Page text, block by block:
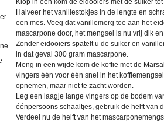
Klop in een kom de eidooiers met de suiker
Halveer het vanillestokjes in de lengte en
een mes. Voeg dat vanillemerg toe aan het
mascarpone door, het mengsel is nu vrij dik
Zonder eidooiers spatelt u de suiker en
in dat geval 300 gram mascarpone.
Meng in een wijde kom de koffie met de
vingers één voor één snel in het
opnemen, maar niet te zacht worden.
Leg een laagje lange vingers op de bodem
éénpersoons schaaltjes, gebruik de helft van
Verdeel nu de helft van het